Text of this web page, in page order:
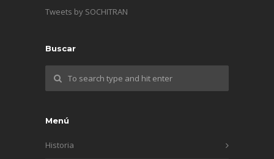
Tweets by SOCHITRAN
Buscar
Menú
Historia